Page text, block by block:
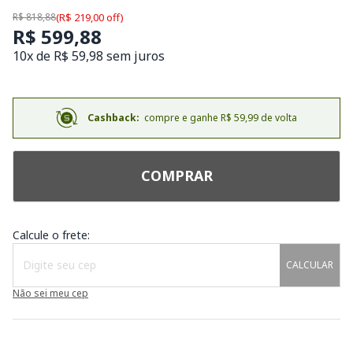
R$ 818,88(R$ 219,00 off)
R$ 599,88
10x de R$ 59,98 sem juros
Cashback: compre e ganhe R$ 59,99 de volta
COMPRAR
Calcule o frete:
CALCULAR
Não sei meu cep